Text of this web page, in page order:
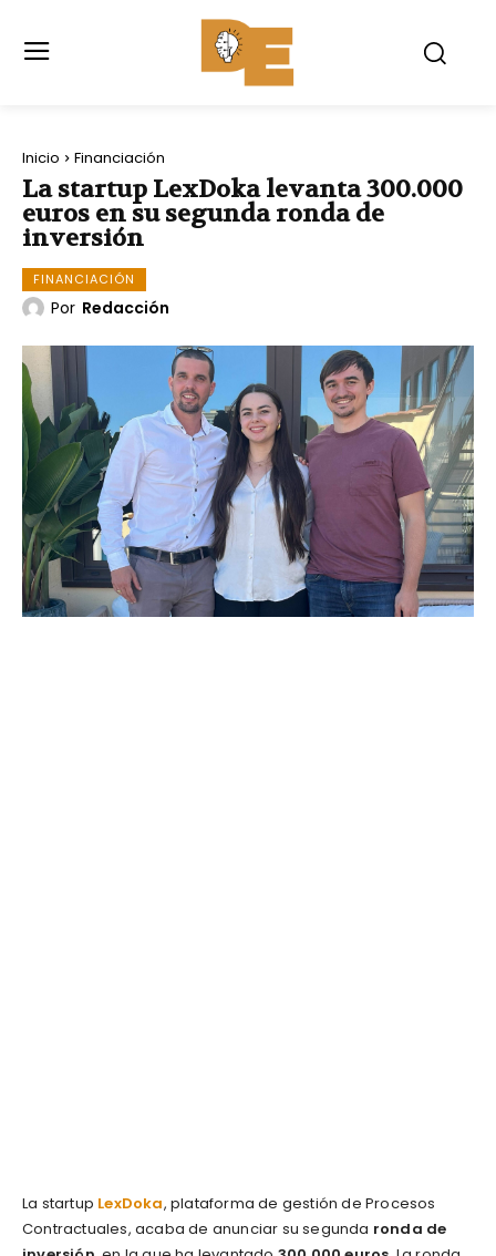
Inicio Financiación
La startup LexDoka levanta 300.000
euros en su segunda ronda de
inversión
FINANCIACIÓN
Por Redacción
La startup LexDoka, plataforma de gestión de Procesos
Contractuales, acaba de anunciar su segunda ronda de